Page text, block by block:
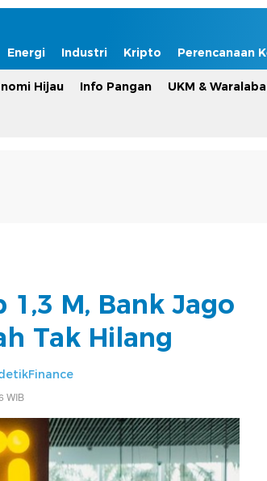
Energi Industri Kripto Perencanaan
Hijau Info Pangan UKM & Waralaba
M, Bank Jago
Tak Hilang
WIB